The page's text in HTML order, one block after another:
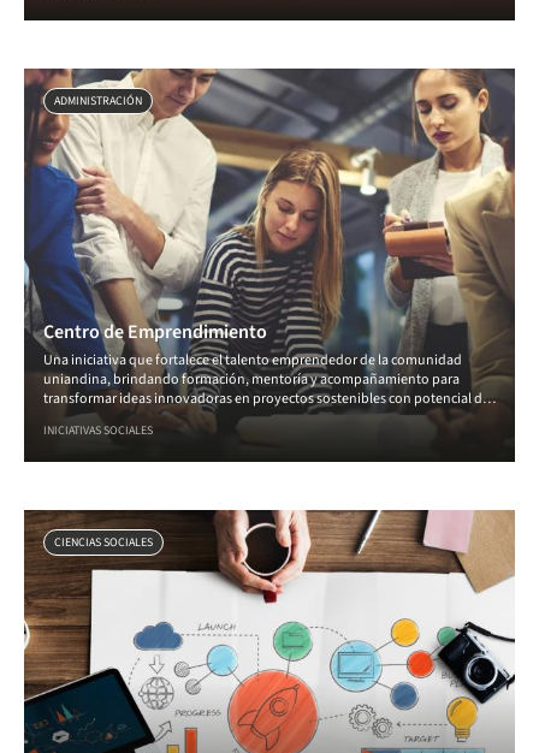
ADMINISTRACIÓN
Centro de Emprendimiento
Una iniciativa que fortalece el talento emprendedor de la comunidad
uniandina, brindando formación, mentoría y acompañamiento para
transformar ideas innovadoras en proyectos sostenibles con potencial de
impacto en Colombia y América Latina.
INICIATIVAS SOCIALES
CIENCIAS SOCIALES